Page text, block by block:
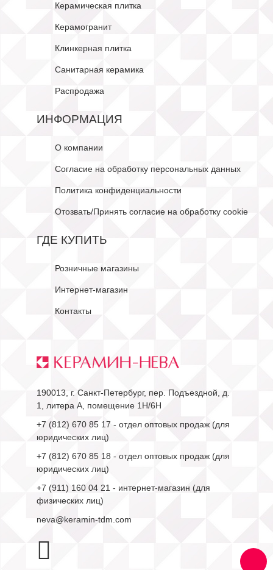
Керамическая плитка
Керамогранит
Клинкерная плитка
Санитарная керамика
Распродажа
ИНФОРМАЦИЯ
О компании
Согласие на обработку персональных данных
Политика конфиденциальности
Отозвать/Принять согласие на обработку cookie
ГДЕ КУПИТЬ
Розничные магазины
Интернет-магазин
Контакты
190013, г. Санкт-Петербург, пер. Подъездной, д.
1, литера А, помещение 1Н/6Н
+7 (812) 670 85 17 - отдел оптовых продаж (для
юридических лиц)
+7 (812) 670 85 18 - отдел оптовых продаж (для
юридических лиц)
+7 (911) 160 04 21 - интернет-магазин (для
физических лиц)
neva@keramin-tdm.com